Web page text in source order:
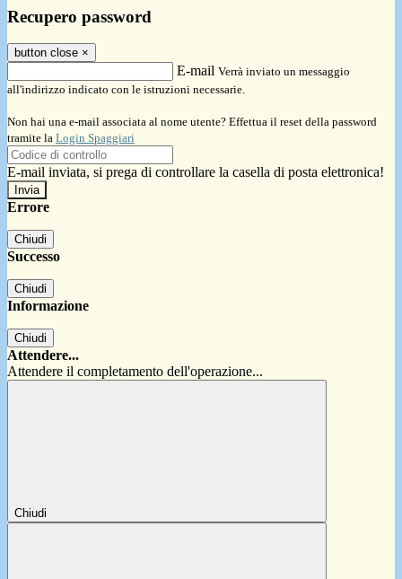
Recupero password
button close ×
E-mail Verrà inviato un messaggio
all'indirizzo indicato con le istruzioni necessarie.
Non hai una e-mail associata al nome utente? Effettua il reset della password
tramite la Login Spaggiari
E-mail inviata, si prega di controllare la casella di posta elettronica!
Errore
Chiudi
Successo
Chiudi
Informazione
Chiudi
Attendere...
Attendere il completamento dell'operazione...
Chiudi